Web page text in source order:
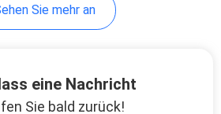
Bolzen-
Sie mehr an
eine Nachricht
Sie bald zurück!